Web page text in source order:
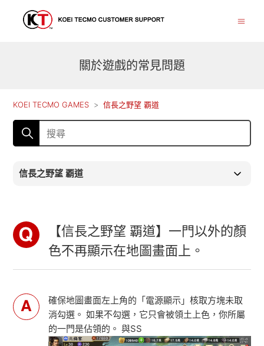
關於遊戲的常見問題
KOEI TECMO GAMES 信長之野望 覇道
信長之野望 覇道
【信長之野望 覇道】一門以外的顏
色不再顯示在地圖畫面上。
確保地圖畫面左上角的「電源顯示」核取方塊未取
消勾選。 如果不勾選，它只會被領土上色，你所屬
的一門是佔領的。 與SS